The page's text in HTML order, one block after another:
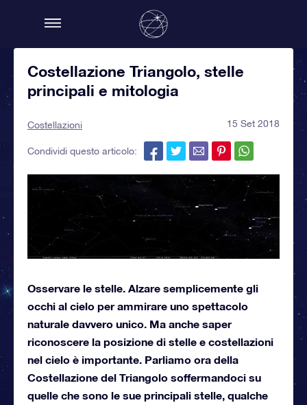
Costellazione Triangolo, stelle
principali e mitologia
Costellazioni 15 Set 2018
Condividi questo articolo:
Osservare le stelle. Alzare semplicemente gli
occhi al cielo per ammirare uno spettacolo
naturale davvero unico. Ma anche saper
riconoscere la posizione di stelle e costellazioni
nel cielo è importante. Parliamo ora della
Costellazione del Triangolo soffermandoci su
quelle che sono le sue principali stelle, qualche